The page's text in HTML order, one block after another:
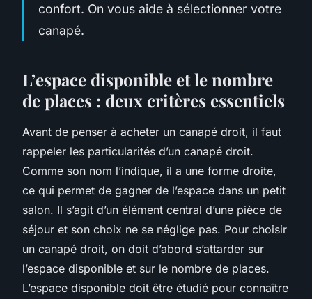
confort. On vous aide à sélectionner votre
canapé.
L’espace disponible et le nombre
de places : deux critères essentiels
Avant de penser à acheter un canapé droit, il faut
rappeler les particularités d’un canapé droit.
Comme son nom l’indique, il a une forme droite,
ce qui permet de gagner de l’espace dans un petit
salon. Il s’agit d’un élément central d’une pièce de
séjour et son choix ne se néglige pas. Pour choisir
un canapé droit, on doit d’abord s’attarder sur
l’espace disponible et sur le nombre de places.
L’espace disponible doit être étudié pour connaître